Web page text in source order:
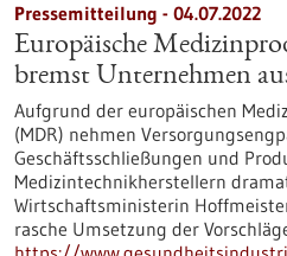
Pressemitteilung - 04.07.2022
Europäische
bremst Unternehmen
Aufgrund der europäischen
(MDR) nehmen
Geschäftsschließungen und
Medizintechnikherstellern
Wirtschaftsministerin
rasche Umsetzung der